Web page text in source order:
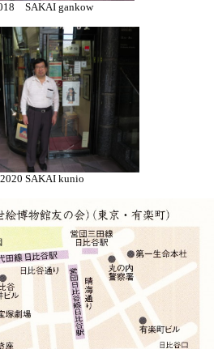
SAKAI gankow
2020 SAKAI kunio